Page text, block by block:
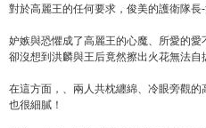
對於高麗王的任何要求，俊美的護衛隊長
妒嫉與恐懼成了高麗王的心魔、所愛的愛
卻沒想到洪麟與王后竟然擦出火花無法自
在這方面，、兩人共枕纏綿、冷眼旁觀
也很細膩！